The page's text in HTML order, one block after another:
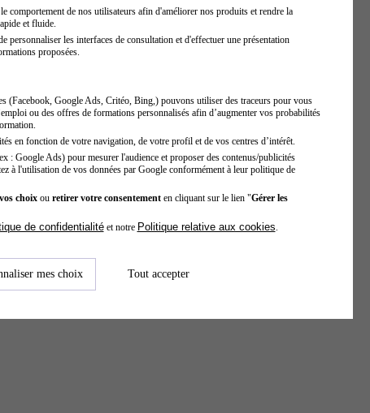
comportement de nos utilisateurs afin d'améliorer nos produits et rendre la
et fluide.
personnaliser les interfaces de consultation et d'effectuer une présentation
proposées.
(Facebook, Google Ads, Critéo, Bing,) pouvons utiliser des traceurs pour vous
ou des offres de formations personnalisés afin d’augmenter vos probabilités
en fonction de votre navigation, de votre profil et de vos centres d’intérêt.
: Google Ads) pour mesurer l'audience et proposer des contenus/publicités
à l'utilisation de vos données par Google conformément à leur politique de
choixou retirer votre consentementen cliquant sur le lien "Gérer les
de confidentialitéet notre Politique relative aux cookies
mes choix Tout accepter